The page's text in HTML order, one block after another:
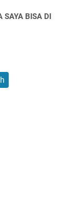
SAYA BISA DI